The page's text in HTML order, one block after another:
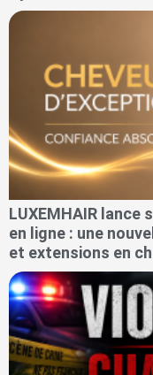
LUXEMHAIR
en ligne : une
et extensions en